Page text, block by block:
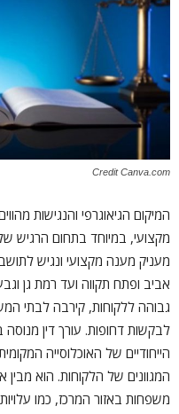
Credit Canva.com
המיקום הגיאוגרפי והנגישות
מקצועי, במיוחד בתחום הרגיש
מעניק מענה מקצועי ונגיש
אביב ופתח תקווה ועד רמת גן
גבוהה ללקוחות, קירבה לבתי
לבקשות דחופות. עורך דין
הייחודיים של האוכלוסייה
המגוונים של הלקוחות. הוא מבין
משפחות באזור המרכז, כמו